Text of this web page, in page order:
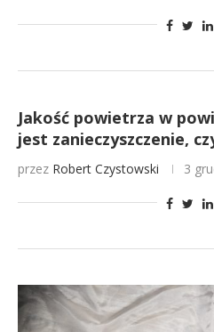
Jakość powietrza w
jest zanieczyszczenie,
przez Robert Czystowski 3